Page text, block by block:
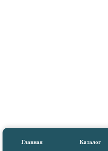
Главная Каталог